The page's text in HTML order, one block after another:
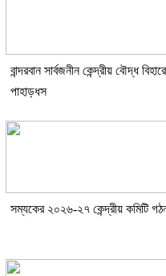
বান্দরবান সার্বজনীন কেন্দ্রীয় বৌদ্ধ বিহারে
পাহাড়ধস
সম্যকের ২০২৬-২৭ কেন্দ্রীয় কমিটি